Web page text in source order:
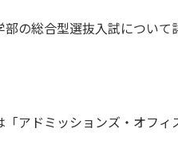
の総合型選抜入試について
アドミッションズ・オフィ